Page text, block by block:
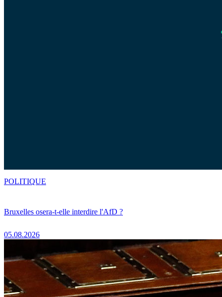
Bruxelles osera-t-elle interdire l'AfD ?
05.08.2026
POLITIQUE